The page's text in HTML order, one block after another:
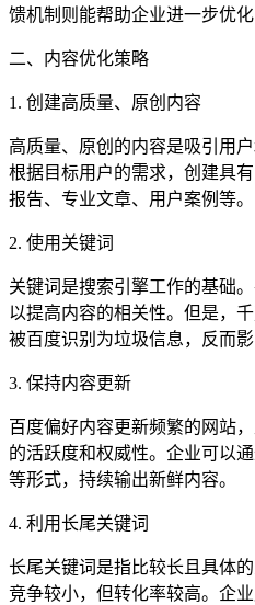
馈机制则能帮助企业进一步优化
二、内容优化策略
1. 创建高质量、原创内容
高质量、原创的内容是吸引用
根据目标用户的需求，创建具
报告、专业文章、用户案例等。
2. 使用关键词
关键词是搜索引擎工作的基础
以提高内容的相关性。但是，
被百度识别为垃圾信息，反而影
3. 保持内容更新
百度偏好内容更新频繁的网站
的活跃度和权威性。企业可以
等形式，持续输出新鲜内容。
4. 利用长尾关键词
长尾关键词是指比较长且具体
竞争较小，但转化率较高。企